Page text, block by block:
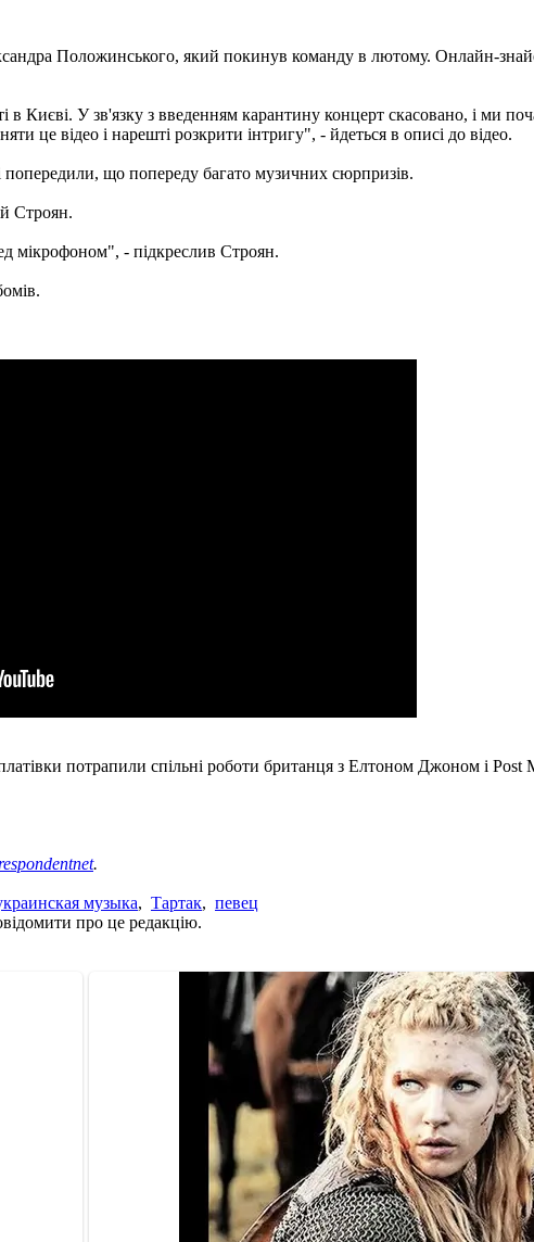
Положинського, який покинув команду в лютому. Онлайн-
Києві. У зв'язку з введенням карантину концерт скасовано, і ми
це відео і нарешті розкрити інтригу", - йдеться в описі до відео.
що попереду багато музичних сюрпризів.
Строян.
мікрофоном", - підкреслив Строян.
потрапили спільні роботи британця з Елтоном Джоном і Post
.
музыка, Тартак, певец
про це редакцію.